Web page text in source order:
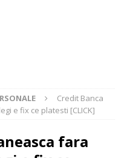
Credit Banca
e fix ce platesti [CLICK]
fara